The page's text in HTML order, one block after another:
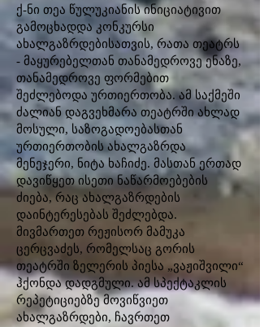
ქ-ნი თეა წულუკიანის ინიციატივით
გამოცხადდა კონკურსი
ახალგაზრდებისათვის, რათა თეატრს
- მაყურებელთან თანამედროვე ენაზე,
თანამედროვე ფორმებით
შეძლებოდა ურთიერთობა. ამ საქმეში
ძალიან დაგვეხმარა თეატრში ახლად
მოსული, საზოგადოებასთან
ურთიერთობის ახალგაზრდა
მენეჯერი, ნიტა ხაჩიძე. მასთან ერთად
დავიწყეთ ისეთი ნაწარმოებების
ძიება, რაც ახალგაზრდების
დაინტერესებას შეძლებდა.
მივმართეთ რეჟისორ მამუკა
ცერცვაძეს, რომელსაც გორის
თეატრში ზელერის პიესა „ვაჟიშვილი“
ჰქონდა დადგმული. ამ სპექტაკლის
რეპეტიციებზე მოვიწვიეთ
ახალგაზრდები, ჩავრთეთ